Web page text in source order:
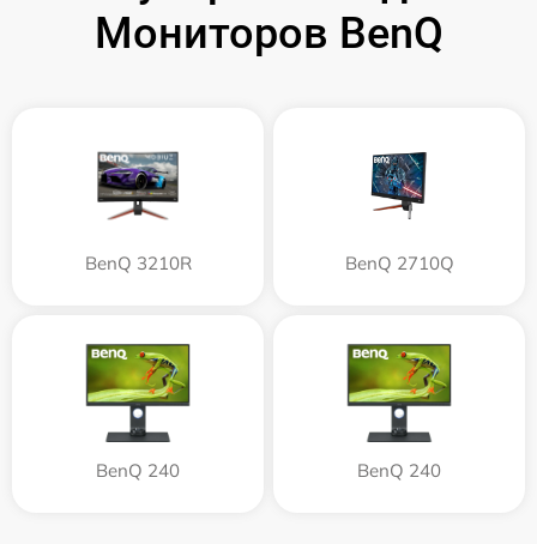
Мониторов BenQ
BenQ 3210R BenQ 2710Q
BenQ 240 BenQ 240